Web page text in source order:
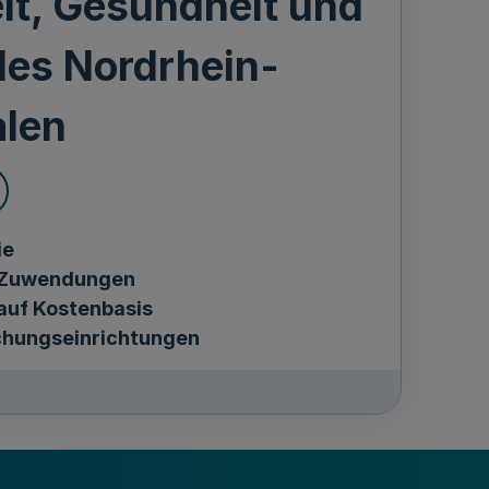
Nordrhein-
Kostenbasis
Natur- und Verbraucherschutz und